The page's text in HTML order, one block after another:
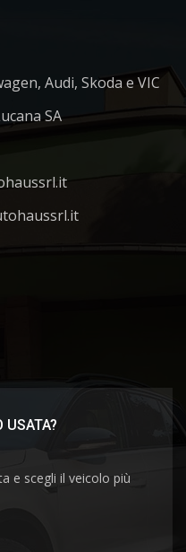
Audi, Skoda e VIC
SA
USATA?
e scegli il veicolo più